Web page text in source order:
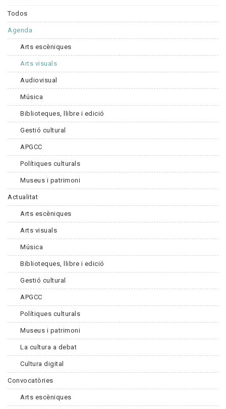
Todos
Agenda
Arts escèniques
Arts visuals
Audiovisual
Música
Biblioteques, llibre i edició
Gestió cultural
APGCC
Polítiques culturals
Museus i patrimoni
Actualitat
Arts escèniques
Arts visuals
Música
Biblioteques, llibre i edició
Gestió cultural
APGCC
Polítiques culturals
Museus i patrimoni
La cultura a debat
Cultura digital
Convocatòries
Arts escèniques